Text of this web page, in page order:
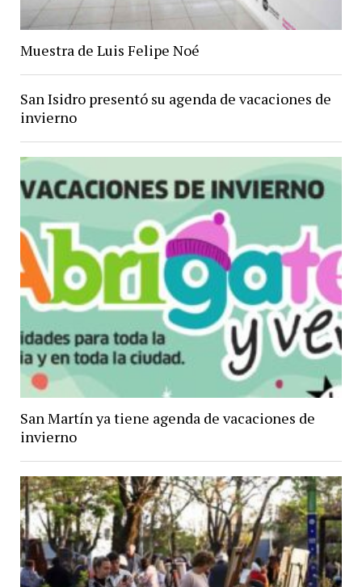
Muestra de Luis Felipe Noé
San Isidro presentó su agenda de vacaciones de
invierno
San Martín ya tiene agenda de vacaciones de
invierno